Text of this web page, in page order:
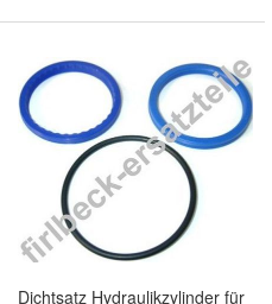
Dichtsatz Hydraulikzylinder für